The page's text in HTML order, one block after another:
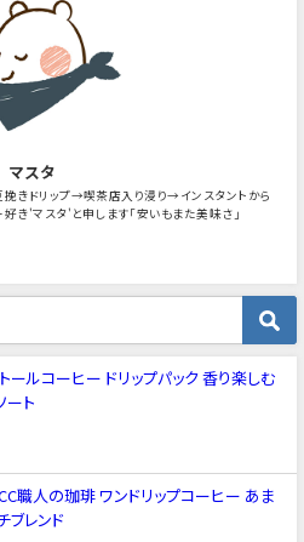
マスタ
きドリップ→喫茶店入り浸り→インスタントから
き'マスタ'と申します「安いもまた美味さ」
ールコーヒー ドリップパック 香り楽しむ
ート
職人の珈琲 ワンドリップコーヒー あま
ブレンド